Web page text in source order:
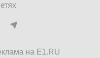
на E1.RU